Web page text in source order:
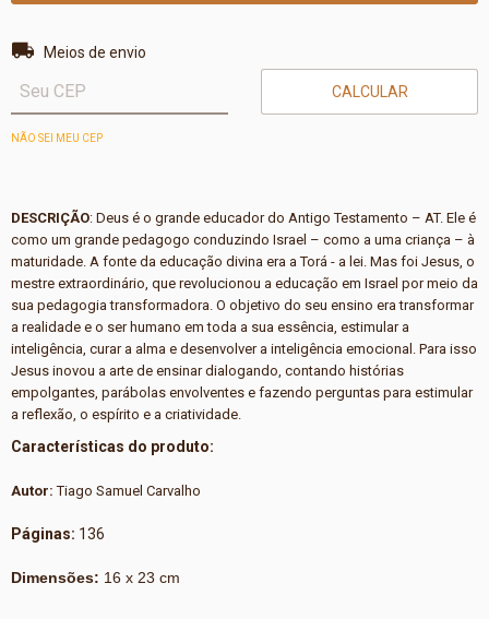
Entregas para o CEP:
Meios de envio
CALCULAR
NÃO SEI MEU CEP
DESCRIÇÃO: Deus é o grande educador do Antigo Testamento – AT. Ele é
como um grande pedagogo conduzindo Israel – como a uma criança – à
maturidade. A fonte da educação divina era a Torá - a lei. Mas foi Jesus, o
mestre extraordinário, que revolucionou a educação em Israel por meio da
sua pedagogia transformadora. O objetivo do seu ensino era transformar
a realidade e o ser humano em toda a sua essência, estimular a
inteligência, curar a alma e desenvolver a inteligência emocional. Para isso
Jesus inovou a arte de ensinar dialogando, contando histórias
empolgantes, parábolas envolventes e fazendo perguntas para estimular
a reflexão, o espírito e a criatividade.
Características do produto:
Autor:Tiago Samuel Carvalho
Páginas: 136
Dimensões: 16 x 23 cm